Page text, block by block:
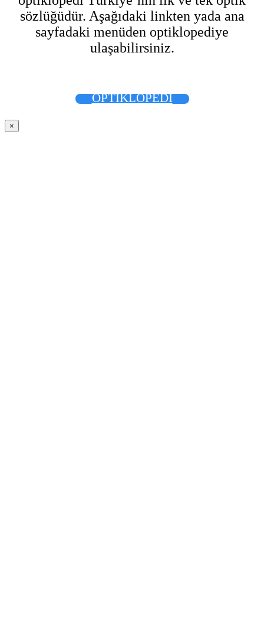
sözlüğüdür. Aşağıdaki linkten yada ana
sayfadaki menüden optiklopediye
ulaşabilirsiniz.
OPTİKLOPEDİ
×